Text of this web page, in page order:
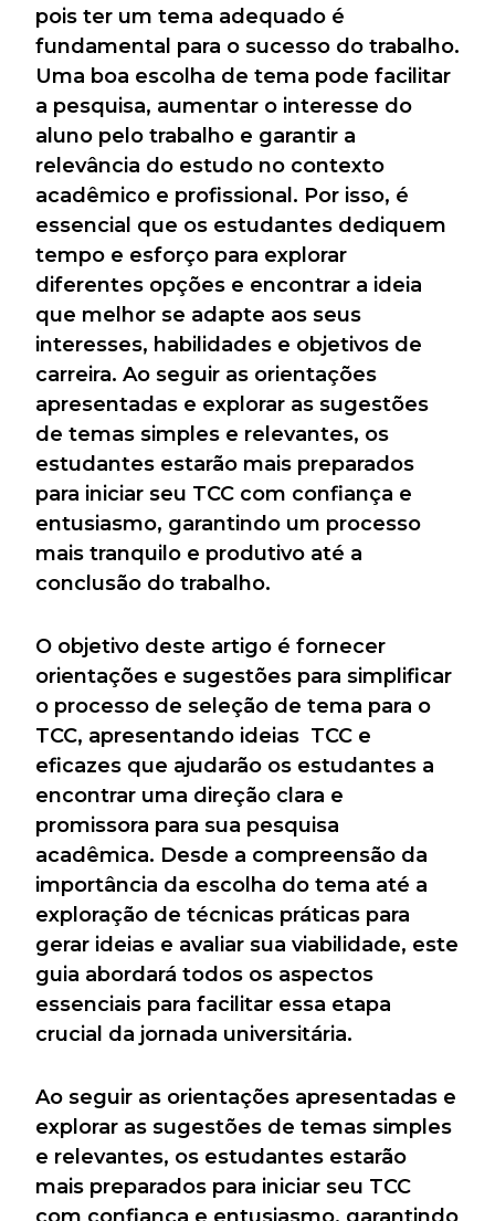
pois ter um tema adequado é
fundamental para o sucesso do trabalho.
Uma boa escolha de tema pode facilitar
a pesquisa, aumentar o interesse do
aluno pelo trabalho e garantir a
relevância do estudo no contexto
acadêmico e profissional. Por isso, é
essencial que os estudantes dediquem
tempo e esforço para explorar
diferentes opções e encontrar a ideia
que melhor se adapte aos seus
interesses, habilidades e objetivos de
carreira. Ao seguir as orientações
apresentadas e explorar as sugestões
de temas simples e relevantes, os
estudantes estarão mais preparados
para iniciar seu TCC com confiança e
entusiasmo, garantindo um processo
mais tranquilo e produtivo até a
conclusão do trabalho.
O objetivo deste artigo é fornecer
orientações e sugestões para simplificar
o processo de seleção de tema para o
TCC, apresentando ideias TCC e
eficazes que ajudarão os estudantes a
encontrar uma direção clara e
promissora para sua pesquisa
acadêmica. Desde a compreensão da
importância da escolha do tema até a
exploração de técnicas práticas para
gerar ideias e avaliar sua viabilidade, este
guia abordará todos os aspectos
essenciais para facilitar essa etapa
crucial da jornada universitária.
Ao seguir as orientações apresentadas e
explorar as sugestões de temas simples
e relevantes, os estudantes estarão
mais preparados para iniciar seu TCC